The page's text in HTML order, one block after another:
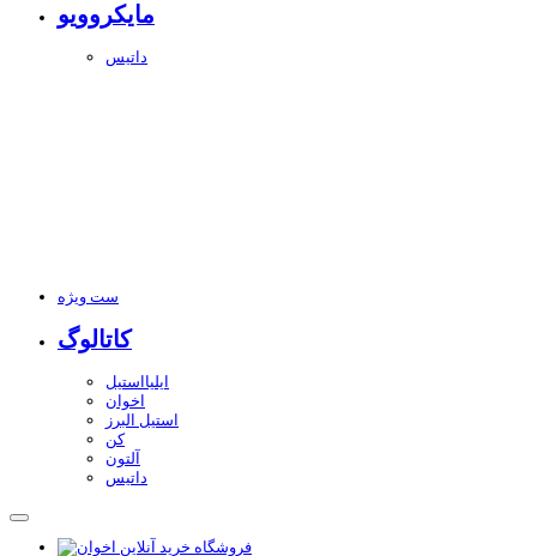
مایکروویو
داتیس
ست ویژه
کاتالوگ
ایلیااستیل
اخوان
استیل البرز
کن
آلتون
داتیس